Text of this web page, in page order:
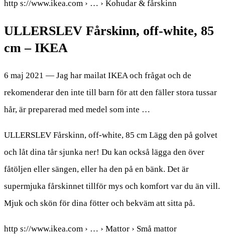
http s://www.ikea.com › … › Kohudar & fårskinn
ULLERSLEV Fårskinn, off-white, 85
cm – IKEA
6 maj 2021 — Jag har mailat IKEA och frågat och de
rekomenderar den inte till barn för att den fäller stora tussar
hår, är preparerad med medel som inte …
ULLERSLEV Fårskinn, off-white, 85 cm Lägg den på golvet
och låt dina tår sjunka ner! Du kan också lägga den över
fåtöljen eller sängen, eller ha den på en bänk. Det är
supermjuka fårskinnet tillför mys och komfort var du än vill.
Mjuk och skön för dina fötter och bekväm att sitta på.
http s://www.ikea.com › … › Mattor › Små mattor